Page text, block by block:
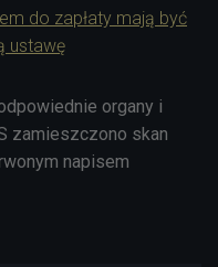
do zapłaty mają być
ustawę
organy i
zamieszczono skan
napisem